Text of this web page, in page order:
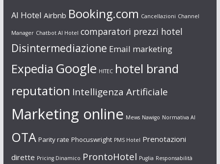
AI Hotel Airbnb Booking.com Cancellazioni Channel
Manager Chatbot AI Hotel comparatori prezzi hotel
Disintermediazione Email marketing
Expedia Google HITEC hotel brand
reputation Intelligenza Artificiale
Marketing online Mews Nawigo Normativa AI
OTA Parity rate Phocuswright PMS Hotel Prenotazioni
dirette Pricing Dinamico ProntoHotel Puglia Responsabilità